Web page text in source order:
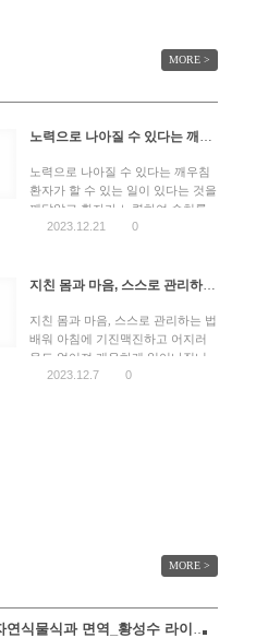
노력으로 나아질 수 있다는 깨우침
노력으로 나아질 수 있다는 깨우침
환자가 할 수 있는 일이 있다는 것을
깨달았고 환자가 노력하여 수치를
낮출 수 있다는 것도 알게 되었습니
는 최정인입니다. 남편과 살고 있습
소로 치료 중 작년 9월 8일 유방암
수술을 하고 이어서 항암치료를 받
았습니다. 이번이 처음이 아니고 두
번째 수술과 항암이었습니다. […]
2023.12.21 0
지친 몸과 마음, 스스로 관리하는 법 배워
지친 몸과 마음, 스스로 관리하는 법
배워 아침에 기진맥진하고 어지러
움도 없어져 개운하게 일어나집니
다. 신영혜(가명, 황성수힐링스쿨
2023.12.7 0
MORE >
위드코로나, 자연식물식과 면역_황성수 라이브방송
MORE >